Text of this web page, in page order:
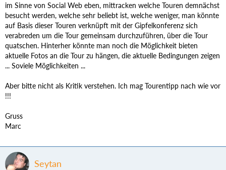
im Sinne von Social Web eben, mittracken welche Touren demnächst
besucht werden, welche sehr beliebt ist, welche weniger, man könnte
auf Basis dieser Touren verknüpft mit der Gipfelkonferenz sich
verabreden um die Tour gemeinsam durchzuführen, über die Tour
quatschen. Hinterher könnte man noch die Möglichkeit bieten
aktuelle Fotos an die Tour zu hängen, die aktuelle Bedingungen zeigen
... Soviele Möglichkeiten ...
Aber bitte nicht als Kritik verstehen. Ich mag Tourentipp nach wie vor
!!!
Gruss
Marc
Seytan